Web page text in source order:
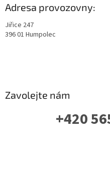
Adresa provozovny:
Jiřice 247
396 01 Humpolec
Zavolejte nám
+420